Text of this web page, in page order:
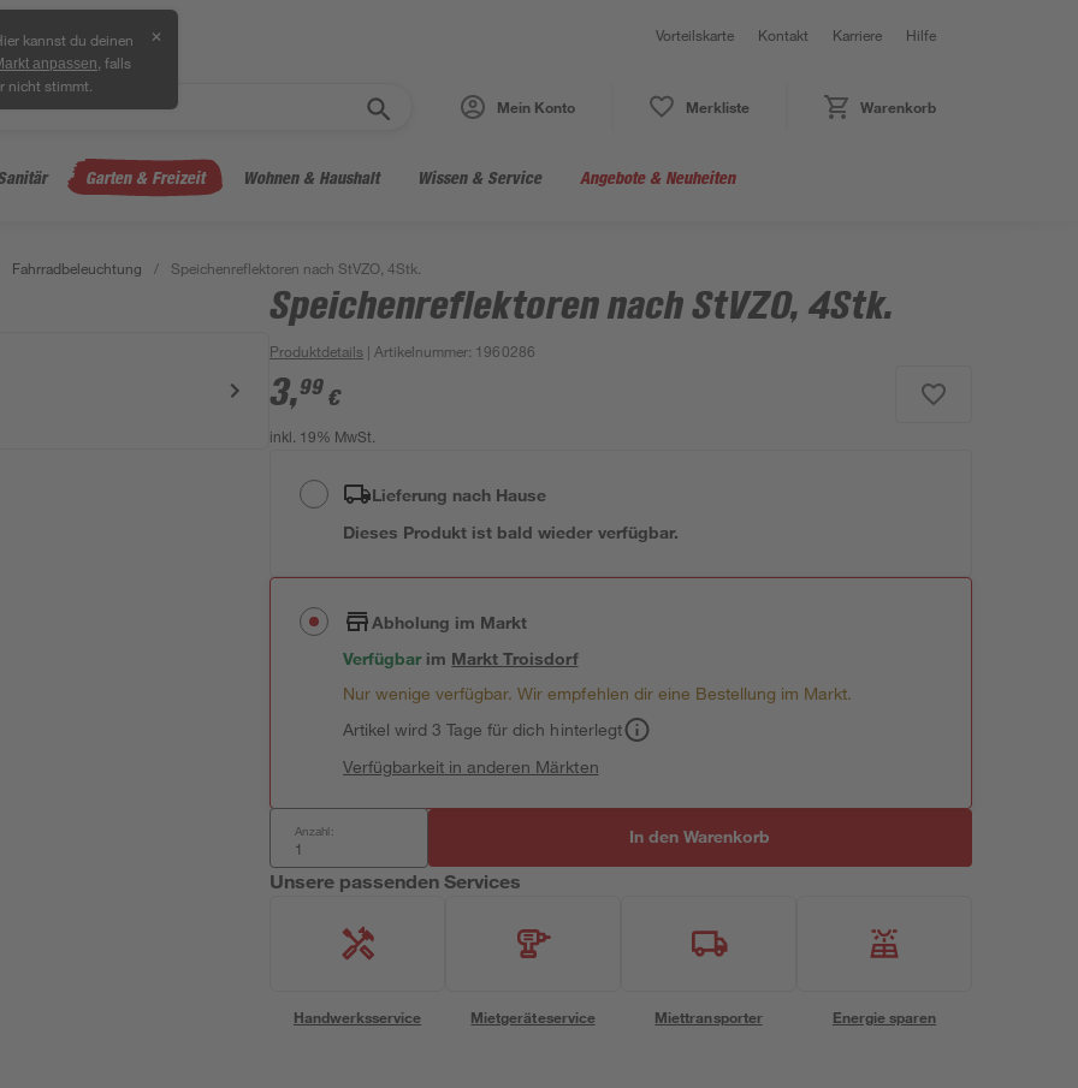
kannst du deinen
anpassen , falls
nicht stimmt.
✕ Vorteilskarte Kontakt Karriere Hilfe
Mein Konto Merkliste Warenkorb
Garten & Freizeit Wohnen & Haushalt Wissen & Service Angebote & Neuheiten
Fahrradbeleuchtung / Speichenreflektoren nach StVZO, 4Stk.
Speichenreflektoren nach StVZO, 4Stk.
Produktdetails | Artikelnummer: 1960286
3,99 €
inkl. 19% MwSt.
Lieferung nach Hause
Dieses Produkt ist bald wieder verfügbar.
Abholung im Markt
Verfügbar im MarktTroisdorf
Nur wenige verfügbar. Wir empfehlen dir eine Bestellung im Markt.
Artikel wird 3 Tage für dich hinterlegt
Verfügbarkeit in anderen Märkten
Anzahl: In den Warenkorb
Unsere passenden Services
Handwerksservice Mietgeräteservice Miettransporter Energie sparen